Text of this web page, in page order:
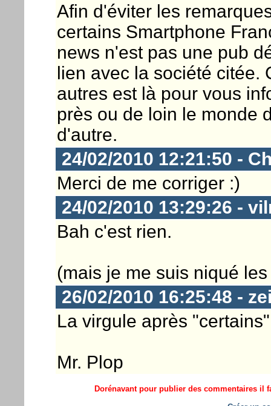
Afin d'éviter les
certains Smartphone
news n'est pas une pub
lien avec la société citée.
autres est là pour vous
près ou de loin le monde
d'autre.
24/02/2010 12:21:50 -
Merci de me corriger :)
24/02/2010 13:29:26 -
Bah c'est rien.
(mais je me suis niqué
26/02/2010 16:25:48 -
La virgule après
Mr. Plop
Dorénavant pour publier des commentaires il